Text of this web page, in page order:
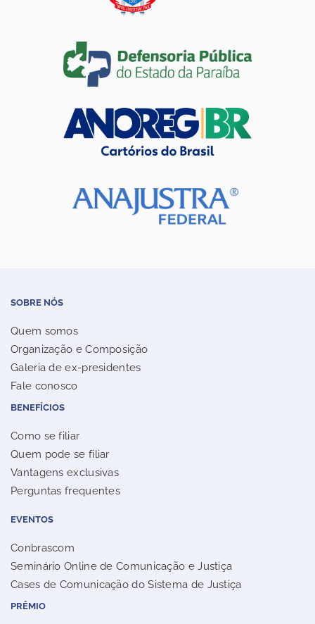
SOBRE NÓS
Quem somos
Organização e Composição
Galeria de ex-presidentes
Fale conosco
BENEFÍCIOS
Como se filiar
Quem pode se filiar
Vantagens exclusivas
Perguntas frequentes
EVENTOS
Conbrascom
Seminário Online de Comunicação e Justiça
Cases de Comunicação do Sistema de Justiça
PRÊMIO